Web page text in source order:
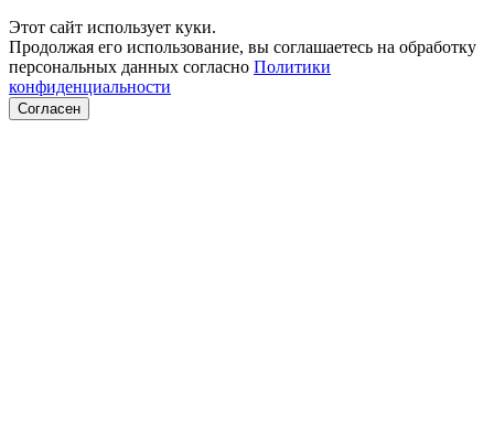
Этот сайт использует куки.
Продолжая его использование, вы соглашаетесь на обработку
персональных данных согласно Политики
конфиденциальности
Согласен